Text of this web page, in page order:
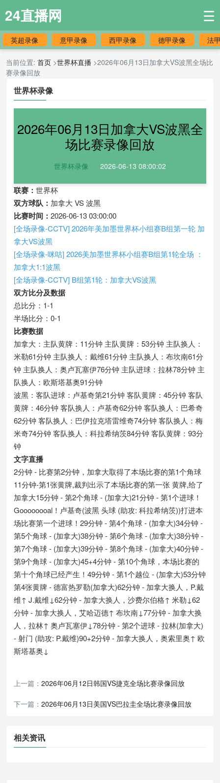
24直播网 ☰
英超录像 意甲录像 西甲录像 德甲录像 法
当前位置: 首页 >世界杯直播 >2026年06月13日加拿大VS波黑全场比
赛录像回放
世界杯录像
2026年06月13日加拿大VS波黑全
场比赛录像回放
世界杯录像 2026-06-13 08:00:02
联赛： 世界杯
双方球队： 加拿大 VS 波黑
比赛时间： 2026-06-13 03:00:00
[全场录像-CCTV] 2026年美加墨世界杯小组赛B组第一轮 加
拿大VS波黑
[全场录像-咪咕] 2026美加墨世界杯小组赛B组第1轮全场 ：
加拿大1:1波黑
[全场录像-CCTV] B组第1轮：加拿大VS波黑
双方比分及数据
总比分：1-1
半场比分：0-1
比赛数据
加拿大：主队黄牌：11分钟 主队黄牌：53分钟 主队换人：
米勒61分钟 主队换人：戴维61分钟 主队换人：布坎南61分
钟 主队换人：奥卢瓦塞伊76分钟 主队进球：拉林78分钟 主
队换人：欧斯塔基奥91分钟
波黑：客队进球：卢基奇第21分钟 客队黄牌：45分钟 客队
黄牌：46分钟 客队换人：卢基奇62分钟 客队换人：巴希奇
62分钟 客队换人：巴伊拉克塔雷维奇74分钟 客队换人：梅
米奇74分钟 客队换人：科拉希纳茨84分钟 客队黄牌：93分
钟
文字直播
2分钟 - 比赛第2分钟，加拿大取得了本场比赛的第1个角球
11分钟-第1张黄牌,裁判出示了本场比赛的第一张 黄牌,给了
加拿大15分钟 - 第2个角球 - (加拿大)21分钟 - 第1个进球！
Goooooooal！卢基奇(波黑 头球 (助攻: 科拉希纳茨))打进本
场比赛第一个进球！29分钟 - 第4个角球 - (加拿大)34分钟 -
第5个角球 - (加拿大)38分钟 - 第6个角球 - (加拿大)38分钟 -
第7个角球 - (加拿大)39分钟 - 第8个角球 - (加拿大)40分钟 -
第9个角球 - (加拿大)45+4分钟 - 第10个角球，本场比赛的
第十个角球已经产生！49分钟 - 第1个越位 - (加拿大)53分钟
第4张黄牌 - 德富热罗勒(加拿大)62分钟 - 加拿大换人，P.戴
维↑ J.戴维↓62分钟 - 加拿大换人，沙费尔伯格↑ 米勒↓62
分钟 - 加拿大换人，艾哈迈德↑ 布坎南↓77分钟 - 加拿大换
人，拉林↑ 奥卢瓦塞伊↓78分钟 - 第2个进球 - 拉林(加拿大)
- 射门 (助攻: P.戴维)90+2分钟 - 加拿大换人，奥索里奥↑ 欧
斯塔基奥↓
上一篇： 2026年06月12日韩国VS捷克全场比赛录像回放
下一篇： 2026年06月13日美国VS巴拉圭全场比赛录像回放
相关资讯